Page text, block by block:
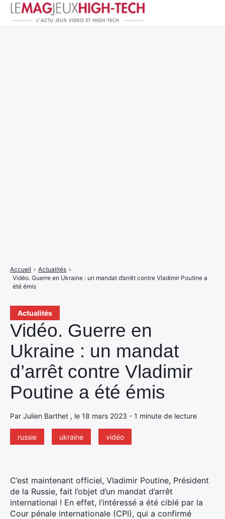
Actualités
Vidéo. Guerre en
Ukraine : un mandat
d’arrêt contre Vladimir
Poutine a été émis
Par Julien Barthet , le 18 mars 2023 - 1 minute de lecture
russie ukraine vidéo
Accueil › Actualités ›
Vidéo. Guerre en Ukraine : un mandat d’arrêt contre Vladimir Poutine a
été émis
C’est maintenant officiel, Vladimir Poutine, Président
de la Russie, fait l’objet d’un mandat d’arrêt
international ! En effet, l’intéressé a été ciblé par la
Cour pénale internationale (CPI), qui a confirmé